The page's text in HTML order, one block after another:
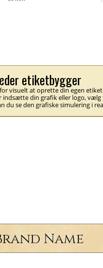
etiketbygger
visuelt at oprette din egen
indsætte din grafik eller logo, vælg
du se den grafiske simulering i